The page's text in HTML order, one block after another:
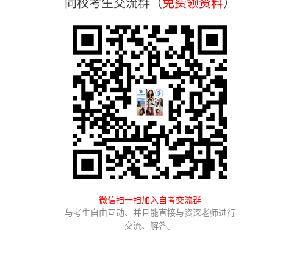
同校考生交流群（免费领资料）
微信扫一扫加入自考交流群
与考生自由互动、并且能直接与资深老师进行
交流、解答。